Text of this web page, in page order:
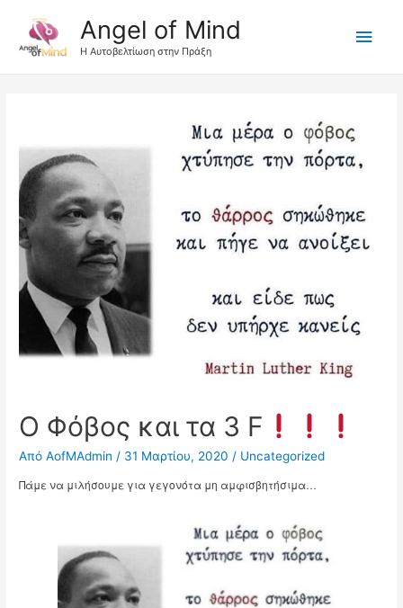
Angel of Mind
Η Αυτοβελτίωση στην Πράξη
Ο Φόβος και τα 3 F
Από AofMAdmin / 31 Μαρτίου, 2020 / Uncategorized
Πάμε να μιλήσουμε για γεγονότα μη αμφισβητήσιμα…